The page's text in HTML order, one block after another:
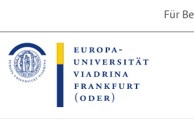
the
content
section
the
footer
section
Für